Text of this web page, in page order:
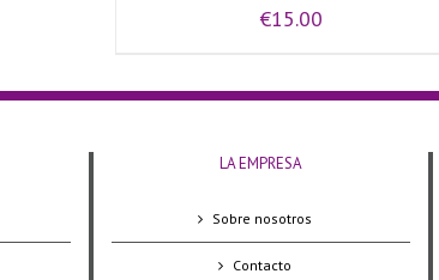
€15.00
LA EMPRESA
Sobre nosotros
Contacto